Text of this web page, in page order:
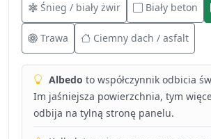
Śnieg / biały żwir Biały beton
Trawa Ciemny dach / asfalt
Albedo to współczynnik odbicia
Im jaśniejsza powierzchnia, tym
odbija na tylną stronę panelu.